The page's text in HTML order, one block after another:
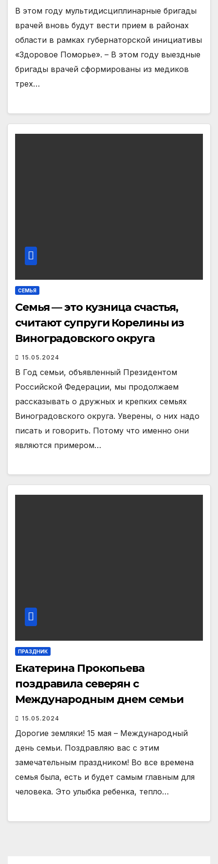
В этом году мультидисциплинарные бригады
врачей вновь будут вести прием в районах
области в рамках губернаторской инициативы
«Здоровое Поморье». – В этом году выездные
бригады врачей сформированы из медиков
трех…
СЕМЬЯ
Семья — это кузница счастья,
считают супруги Корелины из
Виноградовского округа
15.05.2024
В Год семьи, объявленный Президентом
Российской Федерации, мы продолжаем
рассказывать о дружных и крепких семьях
Виноградовского округа. Уверены, о них надо
писать и говорить. Потому что именно они
являются примером…
ПРАЗДНИК
Екатерина Прокопьева
поздравила северян с
Международным днем семьи
15.05.2024
Дорогие земляки! 15 мая – Международный
день семьи. Поздравляю вас с этим
замечательным праздником! Во все времена
семья была, есть и будет самым главным для
человека. Это улыбка ребенка, тепло…